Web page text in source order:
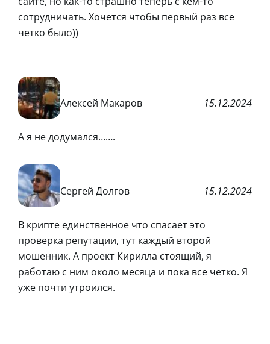
сотрудничать. Хочется чтобы первый раз все
четко было))
Алексей Макаров 15.12.2024
А я не додумался…….
Сергей Долгов 15.12.2024
В крипте единственное что спасает это
проверка репутации, тут каждый второй
мошенник. А проект Кирилла стоящий, я
работаю с ним около месяца и пока все четко. Я
уже почти утроился.